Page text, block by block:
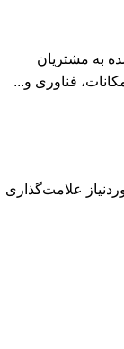
به مشتریان
فناوری و...
علامت‌گذاری